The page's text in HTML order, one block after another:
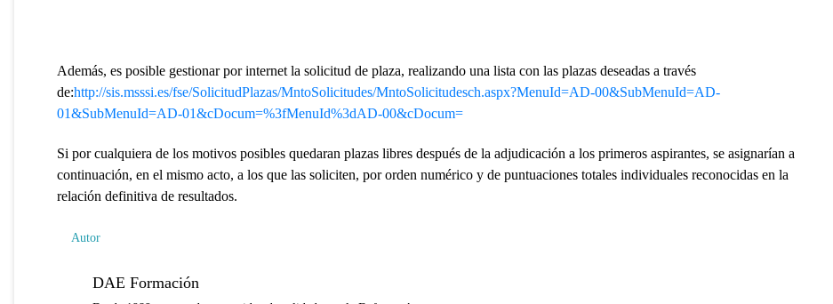
Además, es posible gestionar por internet la solicitud de plaza, realizando una lista con las plazas deseadas a través
de:http://sis.msssi.es/fse/SolicitudPlazas/MntoSolicitudes/MntoSolicitudesch.aspx?MenuId=AD-00&SubMenuId=AD-
01&SubMenuId=AD-01&cDocum=%3fMenuId%3dAD-00&cDocum=
Si por cualquiera de los motivos posibles quedaran plazas libres después de la adjudicación a los primeros aspirantes, se asignarían a
continuación, en el mismo acto, a los que las soliciten, por orden numérico y de puntuaciones totales individuales reconocidas en la
relación definitiva de resultados.
Autor
DAE Formación